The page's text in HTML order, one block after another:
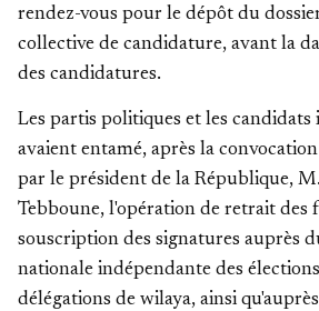
rendez-vous pour le dépôt du
collective de candidature, avant la
des candidatures.
Les partis politiques et les candidats
avaient entamé, après la
par le président de la République,
Tebboune, l'opération de retrait des
souscription des signatures auprès
nationale indépendante des
délégations de wilaya, ainsi